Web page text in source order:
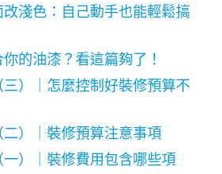
淺色：自己動手也能輕鬆搞
的油漆？看這篇夠了！
）｜怎麼控制好裝修預算不
）｜裝修預算注意事項
）｜裝修費用包含哪些項